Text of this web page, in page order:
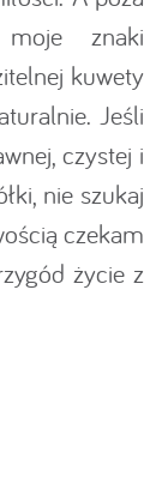
znaki
kuwety
Jeśli
czystej i
nie szukaj
czekam
życie z